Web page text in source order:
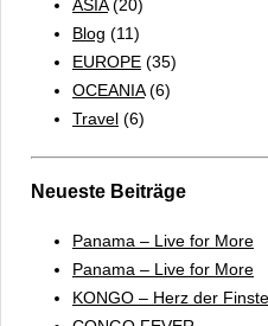
ASIA(20)
Blog (11)
EUROPE (35)
OCEANIA(6)
Travel (6)
Neueste Beiträge
Panama – Live for More
Panama – Live for More
KONGO – Herz der